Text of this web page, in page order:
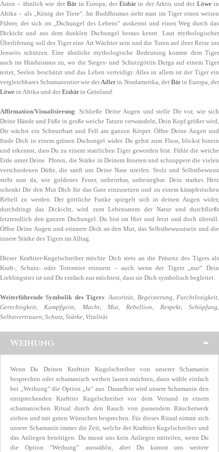
Asien – ähnlich wie derBärin Europa, der Eisbärin der Arktis und der Löwein
Afrika – als „König der Tiere“. Im Buddhismus sieht man im Tiger einen weisen
Führer, der sich im „Dschungel des Lebens“ auskennt und einen Weg durch das
Dickicht und aus dem dunklen Dschungel heraus kennt. Laut mythologischer
Überliferung soll der Tiger eine Art Wächter sein und die Toten auf ihrer Reise ins
Jenseits schützen. Eine ähnliche mythologische Bedeutung kommt dem Tiger
auch im Hinduismus zu, wo die Sieges- und Schutzgöttin Durga auf einem Tiger
reitet, Seelen beschützt und das Leben verteidigt. Alles in allem ist der Tiger ein
vergleichbares Schamanentier wie derAdlerin Nordamerika, derBärin Europa, der
Löwe in Afrika und derEisbärin Grönland.
Affirmation/Visualisierung: Schließe Deine Augen und stelle Dir vor, wie sich
Deine Hände und Füße in große weiche Tatzen verwandeln, Dein Kopf größer wird,
Dir wächst ein Schnurrbart und Fell am ganzen Körper. Öffne Deine Augen und
finde Dich in einem grünen Dschungel wider. Du gehst zum Fluss, blickst hinein
und erkennst, dass Du zu einem stattlichen Tiger geworden bist. Fühle die weiche
Erde unter Deine Pfoten, die Stärke in Deinem Inneren und schnuppere die vielen
verschiedenen Düfte, die sanft um Deine Nase streifen. Stolz und Selbstbewusst
steht nun da, wie goldenes Feuer, unbeirrbar, unbesiegbar. Dein starkes Herz
schenkt Dir den Mut Dich für das Gute einzusetzen und zu einem kämpferischen
Rebell zu werden. Der göttliche Funke spiegelt sich in deinen Augen wider,
durchdringt das Dickicht, wird zum Lebensatem der Natur und durchfließt
letztendlich den ganzen Dschungel. Du bist im Hier und Jetzt und doch überall.
Öffne Deine Augen und erinnere Dich an den Mut, das Selbstbewusstsein und die
innere Stärke des Tigers im Alltag.
Dieser Krafttier-Kugelschreiber möchte Dich stets an die Präsenz des Tigers als
Kraft-, Schutz- oder Totemtier erinnern – auch wenn der Tigers „nur“ Dein
Lieblingstier ist und Du einfach nur möchtest, dass sie Dich symbolisch begleitet.
Weiterführende Symbolik des Tigers:Autorität, Begeisterung,Furchtlosigkeit,
Gerechtigkeit, Kampfgeist, Macht, Mut, Rebellion, Respekt, Schöpfung,
Selbstvertrauen, Schutz, Stärke, Vitalität
Weihung
Wenn Du Deinen Krafttier Kugelschreiber von unserer Schamanin
besprechen oder schamanisch weihen lassen möchten, dann wähle einfach
bei „Weihung“ die Option „Ja“ aus. Daraufhin wird unsere Schamanin den
entsprechenden Krafttier Kugelschreiber vor dem Versand in einem
schamanischen Ritual durch den Rauch von passendem Räucherwerk
ziehen und mit guten Wünschen besprechen. Für dieses Ritual nimmt sich
unsere Schamanin immer die Zeit, welche der Krafttier Kugelschreiber und
das Anliegen benötigen. Du musst uns kein Anliegen mitteilen, wenn Du
die Option “Weihung” auswählst, aber Du kannst uns weitere